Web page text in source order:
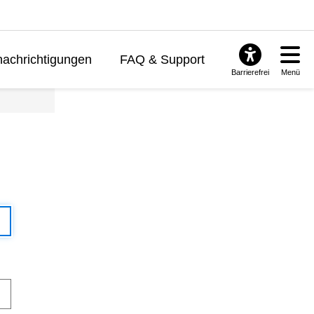
FAQ & Support
Barrierefrei Menü